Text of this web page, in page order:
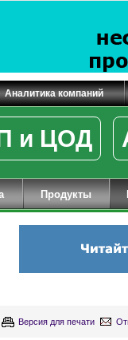
Аналитика компаний
и ЦОД
Продукты
Версия для печати